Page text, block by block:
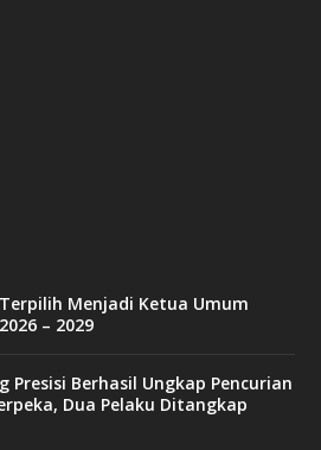
Terpilih Menjadi Ketua Umum
– 2029
Presisi Berhasil Ungkap Pencurian
Dua Pelaku Ditangkap